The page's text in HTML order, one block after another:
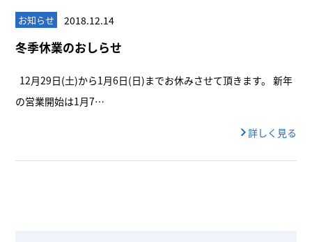
お知らせ 2018.12.14
冬季休業のおしらせ
12月29日(土)から1月6日(日)までお休みさせて頂きます。 新年
の営業開始は1月7…
詳しく見る